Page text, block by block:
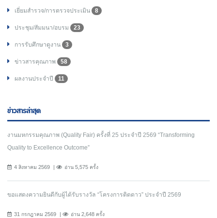
เยี่ยมสำรวจ/การตรวจประเมิน 8
ประชุม/สัมมนา/อบรม 23
การรับศึกษาดูงาน 3
ข่าวสารคุณภาพ 58
ผลงานประจำปี 11
ข่าวสารล่าสุด
งานมหกรรมคุณภาพ (Quality Fair) ครั้งที่ 25 ประจำปี 2569 “Transforming
Quality to Excellence Outcome”
4 สิงหาคม 2569 อ่าน 5,575 ครั้ง
ขอแสดงความยินดีกับผู้ได้รับรางวัล “โครงการติดดาว” ประจำปี 2569
31 กรกฎาคม 2569 อ่าน 2,648 ครั้ง